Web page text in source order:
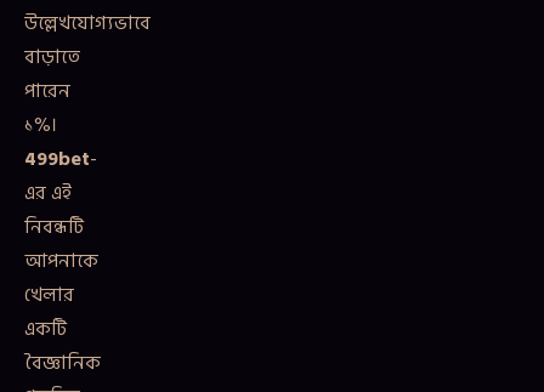
উল্লেখযোগ্যভাবে
বাড়াতে
পারেন
১%।
499bet-
এর এই
নিবন্ধটি
আপনাকে
খেলার
একটি
বৈজ্ঞানিক